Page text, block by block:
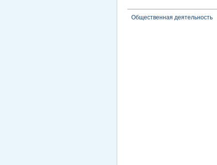
Общественная деятельность